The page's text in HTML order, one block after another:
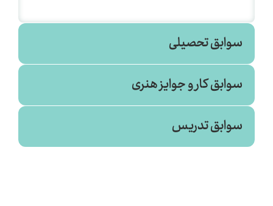
سوابق تحصیلی
سینما
علمی کاربردی واحد ۴۸ (۱۳۹۰)
سوابق کار و جوایز هنری
سوابق تدریس